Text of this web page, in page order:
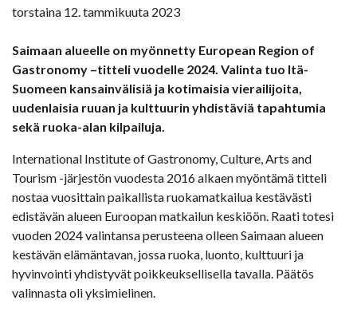
torstaina 12. tammikuuta 2023
Saimaan alueelle on myönnetty European Region of
Gastronomy –titteli vuodelle 2024. Valinta tuo Itä-
Suomeen kansainvälisiä ja kotimaisia vierailijoita,
uudenlaisia ruuan ja kulttuurin yhdistäviä tapahtumia
sekä ruoka-alan kilpailuja.
International Institute of Gastronomy, Culture, Arts and
Tourism -järjestön vuodesta 2016 alkaen myöntämä titteli
nostaa vuosittain paikallista ruokamatkailua kestävästi
edistävän alueen Euroopan matkailun keskiöön. Raati totesi
vuoden 2024 valintansa perusteena olleen Saimaan alueen
kestävän elämäntavan, jossa ruoka, luonto, kulttuuri ja
hyvinvointi yhdistyvät poikkeuksellisella tavalla. Päätös
valinnasta oli yksimielinen.